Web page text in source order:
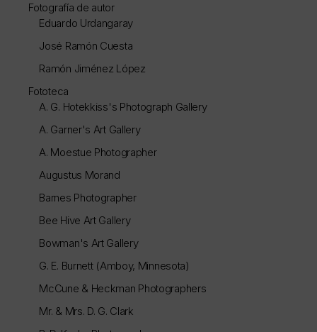
Fotografía de autor
Eduardo Urdangaray
José Ramón Cuesta
Ramón Jiménez López
Fototeca
A. G. Hotekkiss's Photograph Gallery
A. Garner's Art Gallery
A. Moestue Photographer
Augustus Morand
Barnes Photographer
Bee Hive Art Gallery
Bowman's Art Gallery
G. E. Burnett (Amboy, Minnesota)
McCune & Heckman Photographers
Mr. & Mrs. D. G. Clark